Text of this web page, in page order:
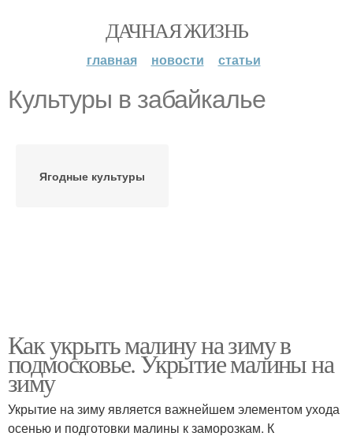
ДАЧНАЯ ЖИЗНЬ
главная новости статьи
Культуры в забайкалье
Ягодные культуры
Как укрыть малину на зиму в
подмосковье. Укрытие малины на
зиму
Укрытие на зиму является важнейшем элементом ухода
осенью и подготовки малины к заморозкам. К